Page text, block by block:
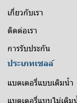
เกี่ยวกับเรา
ติดต่อเรา
การรับประกัน
ประเภทเซลล์
แบตเตอรี่แบบเติมน้ำ
แบตเตอรี่แบบไม่เติม